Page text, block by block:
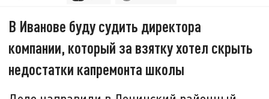
В Иванове буду судить директора
компании, который за взятку хотел скрыть
недостатки капремонта школы